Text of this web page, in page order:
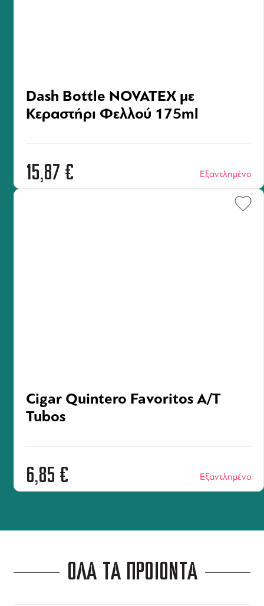
Dash Bottle NOVATEX με
Κεραστήρι Φελλού 175ml
15,87 € Εξαντλημένο
Cigar Quintero Favoritos A/T
Tubos
6,85 € Εξαντλημένο
ΟΛΑ ΤΑ ΠΡΟΪΟΝΤΑ